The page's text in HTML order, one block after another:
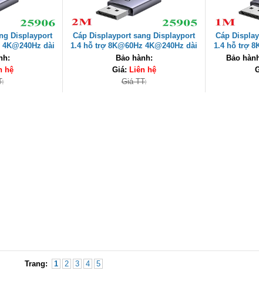
Displayport
dài
cao cấp
hệ
Cáp Displayport sang Displayport
1.4 hỗ trợ 8K@60Hz 4K@240Hz dài
2M Ugreen 25905 cao cấp
Bảo hành:
Giá: Liên hệ
Giá TT:
Cáp
1.4 hỗ trợ
Ugreen
Bảo
Trang: 1 2 3 4 5